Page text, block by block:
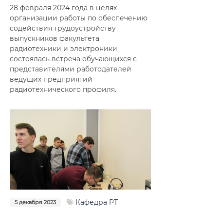
28 февраля 2024 года в целях
организации работы по обеспечению
содействия трудоустройству
выпускников факультета
радиотехники и электроники
состоялась встреча обучающихся с
представителями работодателей
ведущих предприятий
радиотехнического профиля.
5 декабря 2023 Кафедра РТ